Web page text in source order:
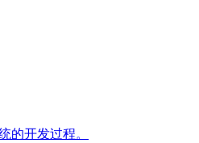
的开发过程。